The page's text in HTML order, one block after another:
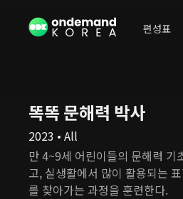
편성표
똑똑 문해력 박사
2023 • All
만 4~9세 어린이들의 문해력 기
고, 실생활에서 많이 활용되는
를 찾아가는 과정을 훈련한다.